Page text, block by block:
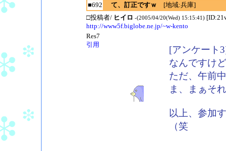
■692 て、訂正ですｗ [地域:兵庫]
□投稿者/ ヒイロ -(2005/04/20(Wed) 15:15:41)
http://www5f.biglobe.ne.jp/~w-kento
Res7
引用
[アンケート
なんですけ
ただ、午前
ま、まぁそ
以上、参加
（笑